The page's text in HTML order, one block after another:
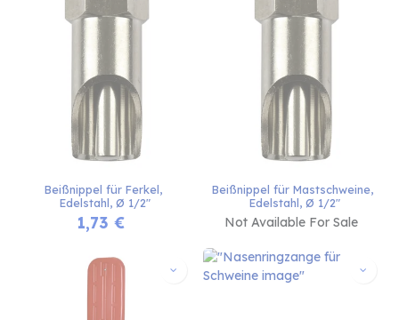
Beißnippel für Ferkel,
Edelstahl, Ø 1/2"
1,73 €
Beißnippel für Mastschweine,
Edelstahl, Ø 1/2"
Not Available For Sale